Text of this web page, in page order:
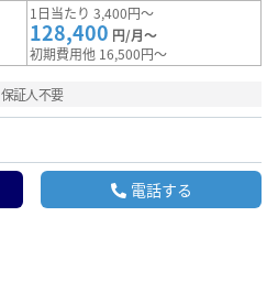
1日当たり 3,400円～
128,400 円/月～
初期費用他 16,500円～
保証人不要
電話する